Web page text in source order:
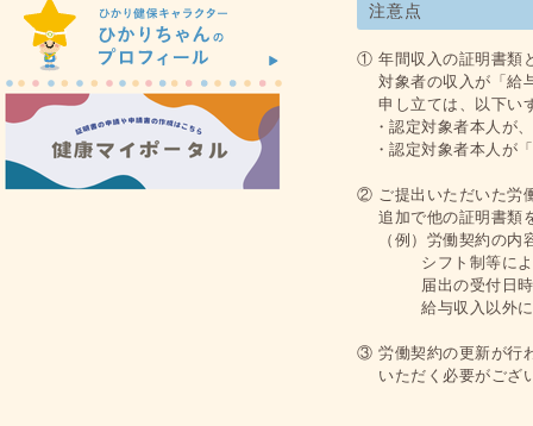
注意点
① 年間収入の証明書類
対象者の収入が「給
申し立ては、以下い
・認定対象者本人が
・認定対象者本人が
② ご提出いただいた労
追加で他の証明書類
（例）労働契約の内
シフト制等により
届出の受付日時点
給与収入以外に年
③ 労働契約の更新が行
いただく必要がござ